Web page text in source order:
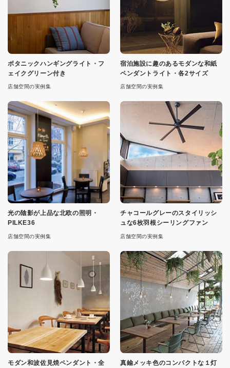
ボタニックハンギングライト・フ
ェイクグリーン付き
店舗空間の実例集
宿泊施設に趣のあるモダンな和紙
ペンダントライト・各2サイズ
店舗空間の実例集
光の陰影が上品な北欧の照明・
PILKE36
店舗空間の実例集
チャコールグレーのスタイリッシ
ュな6枚羽根シーリングファン
店舗空間の実例集
モダン和波佐見焼ペンダント・全
真鍮メッキ色のコンパクトな１灯